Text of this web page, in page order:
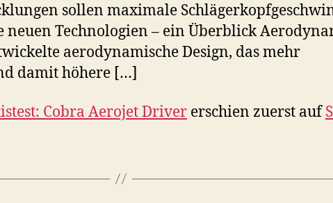
sollen maximale
Technologien – ein Überblick
aerodynamische Design, das mehr
damit höhere […]
Cobra Aerojet Driver erschien zuerst auf